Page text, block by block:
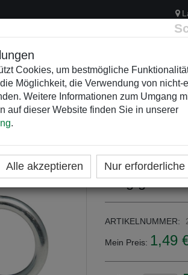
Cookies, um bestmögliche
Möglichkeit, die Verwendung von nicht-
Weitere Informationen zum Umgang
auf dieser Website finden Sie in unserer
.
Alle akzeptieren Nur
AUS METALL
Ring
ARTIKELNUMMER:
Mein Preis: 1,49